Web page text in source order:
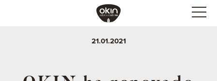
21.01.2021